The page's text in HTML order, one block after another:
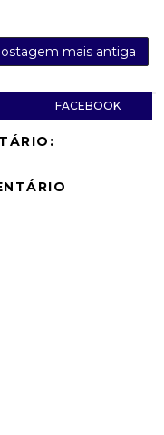
mais antiga
FACEBOOK